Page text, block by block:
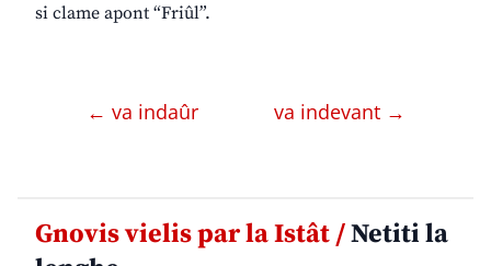
si clame apont “Friûl”.
← va indaûr va indevant →
Gnovis vielis par la Istât /Netiti la